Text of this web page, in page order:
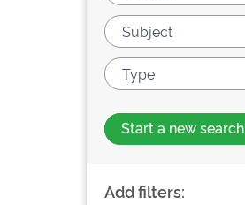
Start a new search
Add filters: